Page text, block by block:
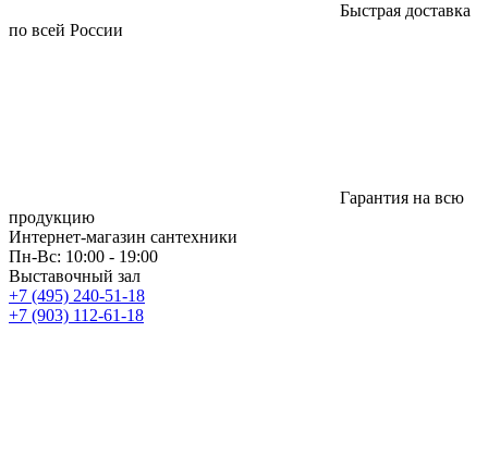
Быстрая доставка
по всей России
Гарантия на всю
продукцию
Интернет-магазин сантехники
Пн-Вс: 10:00 - 19:00
Выставочный зал
+7 (495) 240-51-18
+7 (903) 112-61-18